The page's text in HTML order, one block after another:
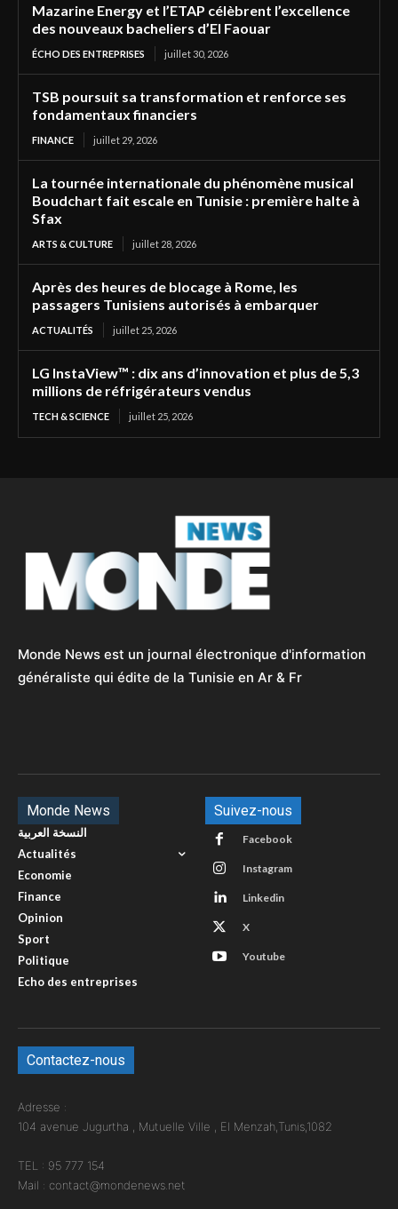
Mazarine Energy et l’ETAP célèbrent l’excellence
des nouveaux bacheliers d’El Faouar
ÉCHO DES ENTREPRISES juillet 30, 2026
TSB poursuit sa transformation et renforce ses
fondamentaux financiers
FINANCE juillet 29, 2026
La tournée internationale du phénomène musical
Boudchart fait escale en Tunisie : première halte à
Sfax
ARTS & CULTURE juillet 28, 2026
Après des heures de blocage à Rome, les
passagers Tunisiens autorisés à embarquer
ACTUALITÉS juillet 25, 2026
LG InstaView™ : dix ans d’innovation et plus de 5,3
millions de réfrigérateurs vendus
TECH & SCIENCE juillet 25, 2026
Monde News est un journal électronique d'information
généraliste qui édite de la Tunisie en Ar & Fr
Monde News
النسخة العربية
Actualités
Economie
Finance
Opinion
Sport
Politique
Echo des entreprises
Suivez-nous
Facebook
Instagram
Linkedin
X
Youtube
Contactez-nous
Adresse :
104 avenue Jugurtha , Mutuelle Ville , El Menzah,Tunis,1082
TEL : 95 777 154
Mail : contact@mondenews.net